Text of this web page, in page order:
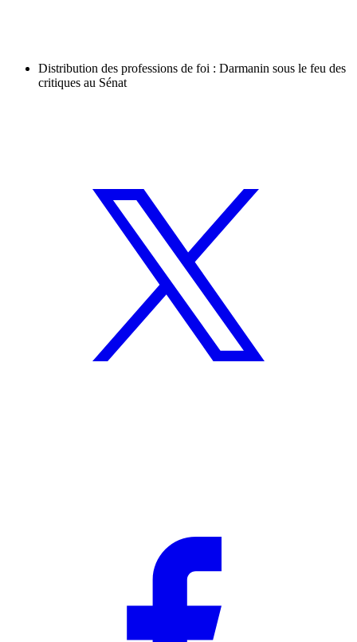
Distribution des professions de foi : Darmanin sous le feu des
critiques au Sénat